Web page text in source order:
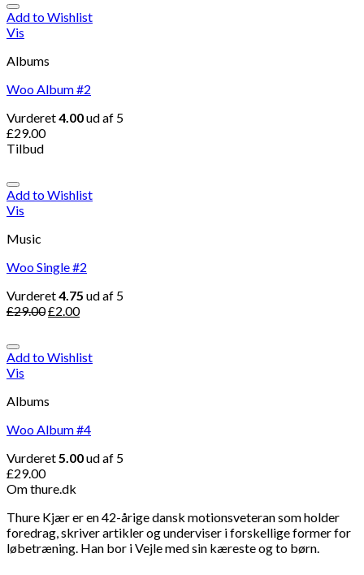
Add to Wishlist
Vis
Albums
Woo Album #2
Vurderet4.00ud af 5
£29.00
Tilbud
Add to Wishlist
Vis
Music
Woo Single #2
Vurderet4.75 ud af 5
£29.00£2.00
Add to Wishlist
Vis
Albums
Woo Album #4
Vurderet5.00ud af 5
£29.00
Om thure.dk
Thure Kjær er en 42-årige dansk motionsveteran som holder
foredrag, skriver artikler og underviser i forskellige former for
løbetræning. Han bor i Vejle med sin kæreste og to børn.